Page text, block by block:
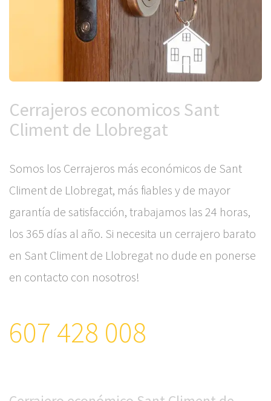
Cerrajeros economicos Sant
Climent de Llobregat
Somos los Cerrajeros más económicos de Sant
Climent de Llobregat, más fiables y de mayor
garantía de satisfacción, trabajamos las 24 horas,
los 365 días al año. Si necesita un cerrajero barato
en Sant Climent de Llobregat no dude en ponerse
en contacto con nosotros!
607 428 008